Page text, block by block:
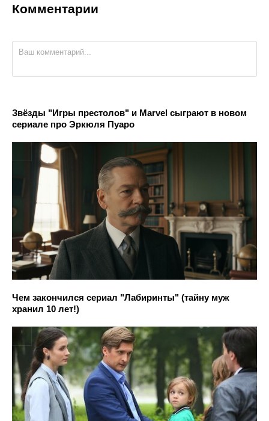
Комментарии
Звёзды "Игры престолов" и Marvel сыграют в новом
сериале про Эркюля Пуаро
Чем закончился сериал "Лабиринты" (тайну муж
хранил 10 лет!)